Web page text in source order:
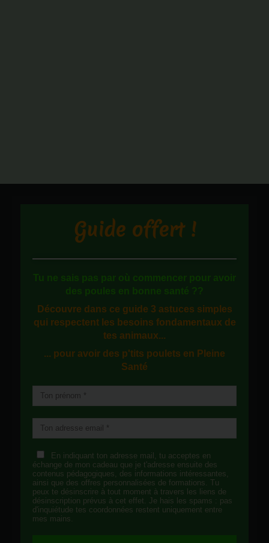
Guide offert !
Tu ne sais pas par où commencer pour avoir
des poules en bonne santé ??
Découvre dans ce guide 3 astuces simples
qui respectent les besoins fondamentaux de
tes animaux...
... pour avoir des p'tits poulets en Pleine
Santé
En indiquant ton adresse mail, tu acceptes en
échange de mon cadeau que je t'adresse ensuite des
contenus pédagogiques, des informations intéressantes,
ainsi que des offres personnalisées de formations. Tu
peux te désinscrire à tout moment à travers les liens de
désinscription prévus à cet effet. Je hais les spams : pas
d'inquiétude tes coordonnées restent uniquement entre
mes mains.